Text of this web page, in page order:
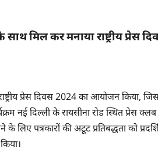
मिल कर मनाया राष्ट्रीय प्रेस
प्रेस दिवस 2024 का आयोजन किया,
नई दिल्ली के रायसीना रोड स्थित प्रेस
पत्रकारों की अटूट प्रतिबद्धता को